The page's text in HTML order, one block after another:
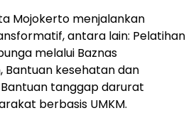
Mojokerto menjalankan
antara lain: Pelatihan
melalui Baznas
Bantuan kesehatan dan
tanggap darurat
berbasis UMKM.